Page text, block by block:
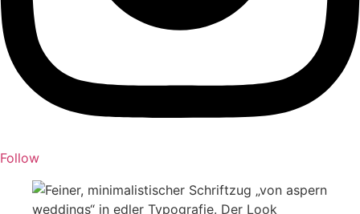
Follow